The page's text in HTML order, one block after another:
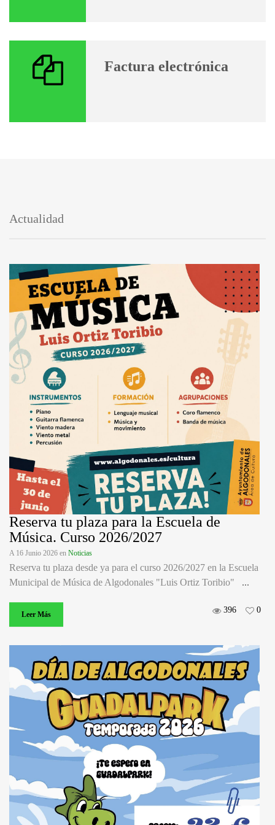
Factura electrónica
Actualidad
Reserva tu plaza para la Escuela de
Música. Curso 2026/2027
A 16 Junio 2026 en Noticias
Reserva tu plaza desde ya para el curso 2026/2027 en la Escuela
Municipal de Música de Algodonales "Luis Ortiz Toribio" ...
Leer Más 396 0